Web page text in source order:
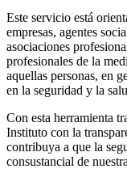
Este servicio está
empresas, agentes
asociaciones
profesionales de la
aquellas personas, en
en la seguridad y la
Con esta herramienta
Instituto con la
contribuya a que la
consustancial de